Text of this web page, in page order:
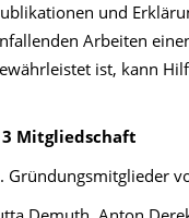
und
Arbeiten
ist, kann
3 Mitgliedschaft
Gründungsmitglieder